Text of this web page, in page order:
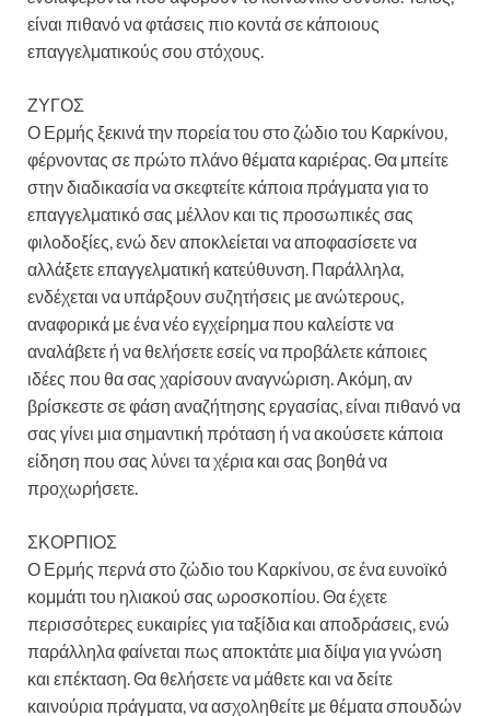
είναι πιθανό να φτάσεις πιο κοντά σε κάποιους
επαγγελματικούς σου στόχους.
ΖΥΓΟΣ
Ο Ερμής ξεκινά την πορεία του στο ζώδιο του Καρκίνου,
φέρνοντας σε πρώτο πλάνο θέματα καριέρας. Θα μπείτε
στην διαδικασία να σκεφτείτε κάποια πράγματα για το
επαγγελματικό σας μέλλον και τις προσωπικές σας
φιλοδοξίες, ενώ δεν αποκλείεται να αποφασίσετε να
αλλάξετε επαγγελματική κατεύθυνση. Παράλληλα,
ενδέχεται να υπάρξουν συζητήσεις με ανώτερους,
αναφορικά με ένα νέο εγχείρημα που καλείστε να
αναλάβετε ή να θελήσετε εσείς να προβάλετε κάποιες
ιδέες που θα σας χαρίσουν αναγνώριση. Ακόμη, αν
βρίσκεστε σε φάση αναζήτησης εργασίας, είναι πιθανό να
σας γίνει μια σημαντική πρόταση ή να ακούσετε κάποια
είδηση που σας λύνει τα χέρια και σας βοηθά να
προχωρήσετε.
ΣΚΟΡΠΙΟΣ
Ο Ερμής περνά στο ζώδιο του Καρκίνου, σε ένα ευνοϊκό
κομμάτι του ηλιακού σας ωροσκοπίου. Θα έχετε
περισσότερες ευκαιρίες για ταξίδια και αποδράσεις, ενώ
παράλληλα φαίνεται πως αποκτάτε μια δίψα για γνώση
και επέκταση. Θα θελήσετε να μάθετε και να δείτε
καινούρια πράγματα, να ασχοληθείτε με θέματα σπουδών